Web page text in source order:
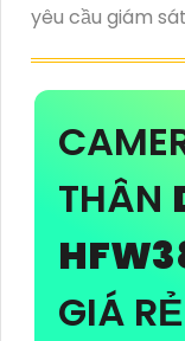
yêu cầu giám
THÂN
GIÁ